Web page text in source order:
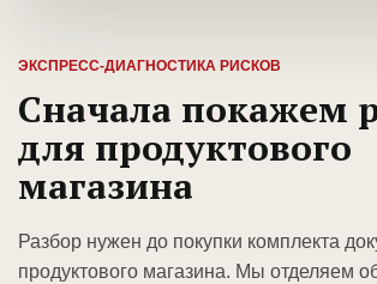
ЭКСПРЕСС-ДИАГНОСТИКА РИСКОВ
Сначала покажем
для продуктового
магазина
Разбор нужен до покупки комплекта
продуктового магазина. Мы отделяем